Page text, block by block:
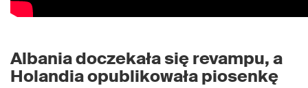
Albania doczekała się revampu, a
Holandia opublikowała piosenkę